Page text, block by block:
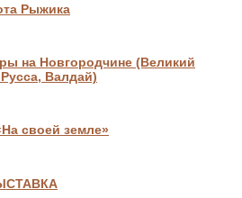
Рыжика
на Новгородчине (Великий
Валдай)
своей земле»